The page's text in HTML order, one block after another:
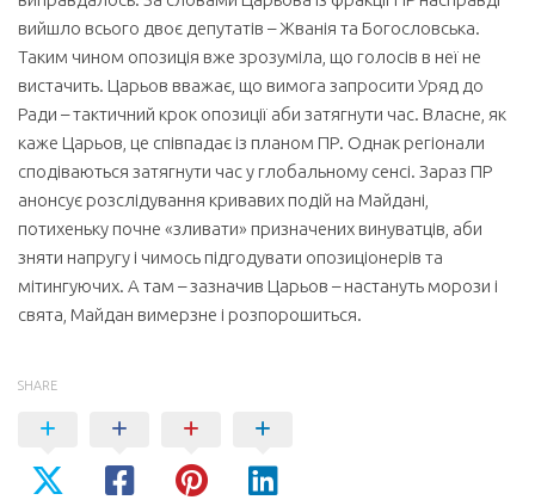
вийшло всього двоє депутатів – Жванія та Богословська.
Таким чином опозиція вже зрозуміла, що голосів в неї не
вистачить. Царьов вважає, що вимога запросити Уряд до
Ради – тактичний крок опозиції аби затягнути час. Власне, як
каже Царьов, це співпадає із планом ПР. Однак регіонали
сподіваються затягнути час у глобальному сенсі. Зараз ПР
анонсує розслідування кривавих подій на Майдані,
потихеньку почне «зливати» призначених винуватців, аби
зняти напругу і чимось підгодувати опозиціонерів та
мітингуючих. А там – зазначив Царьов – настануть морози і
свята, Майдан вимерзне і розпорошиться.
SHARE